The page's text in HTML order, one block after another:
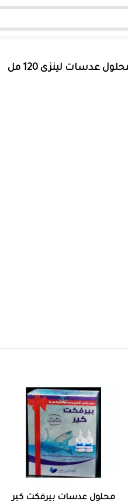
عدسات لينزى 120 مل
محلول عدسات بيرفكت كير